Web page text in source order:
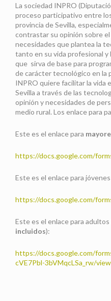
La sociedad INPRO
proceso participativo entre
provincia de Sevilla,
contrastar su opinión sobre
necesidades que plantea la
tanto en su vida profesional y
que sirva de base para
de carácter tecnológico en la
INPRO quiere facilitar la vida
Sevilla a través de las
opinión y necesidades de
medio rural. Los enlace para
Este es el enlace para
https://docs.google.com/
Este es el enlace para
https://docs.google.com/
Este es el enlace para adultos
incluidos):
https://docs.google.com/
cVE7Pbl-3bVMqcLSa_rw/